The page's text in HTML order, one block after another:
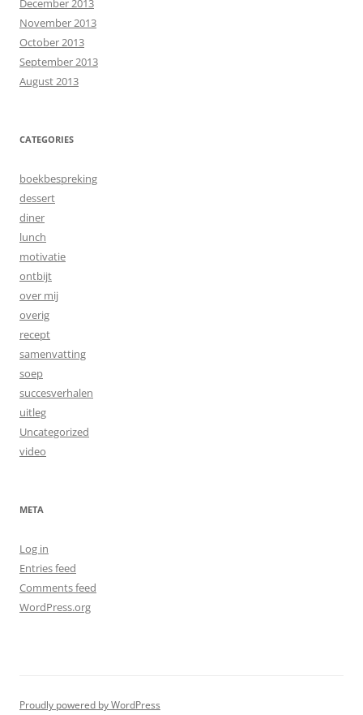
December 2013
November 2013
October 2013
September 2013
August 2013
CATEGORIES
boekbespreking
dessert
diner
lunch
motivatie
ontbijt
over mij
overig
recept
samenvatting
soep
succesverhalen
uitleg
Uncategorized
video
META
Log in
Entries feed
Comments feed
WordPress.org
Proudly powered by WordPress